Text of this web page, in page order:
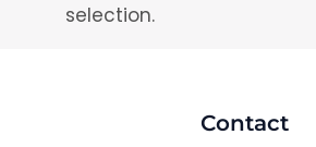
selection.
Contact